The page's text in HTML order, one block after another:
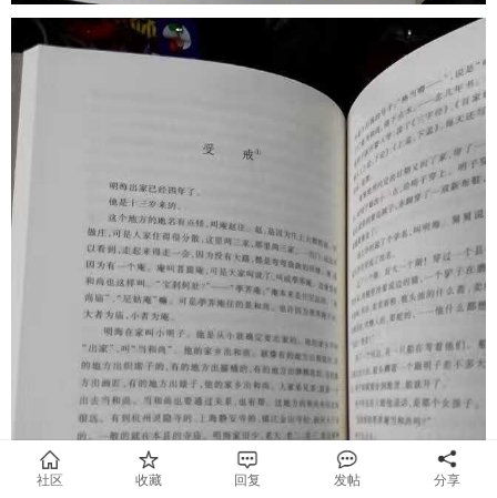
社区 收藏 回复 发帖 分享